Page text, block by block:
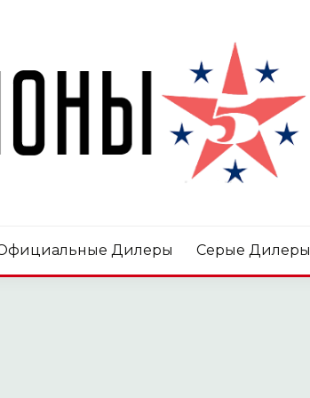
Дилеры Серые Дилеры